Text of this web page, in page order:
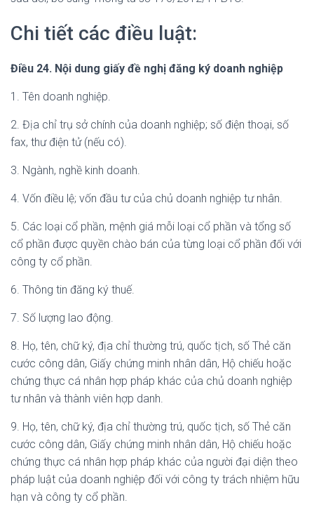
Chi tiết các điều luật:
Điều 24. Nội dung giấy đề nghị đăng ký doanh nghiệp
1. Tên doanh nghiệp.
2. Địa chỉ trụ sở chính của doanh nghiệp; số điện thoại, số
fax, thư điện tử (nếu có).
3. Ngành, nghề kinh doanh.
4. Vốn điều lệ; vốn đầu tư của chủ doanh nghiệp tư nhân.
5. Các loại cổ phần, mệnh giá mỗi loại cổ phần và tổng số
cổ phần được quyền chào bán của từng loại cổ phần đối với
công ty cổ phần.
6. Thông tin đăng ký thuế.
7. Số lượng lao động.
8. Họ, tên, chữ ký, địa chỉ thường trú, quốc tịch, số Thẻ căn
cước công dân, Giấy chứng minh nhân dân, Hộ chiếu hoặc
chứng thực cá nhân hợp pháp khác của chủ doanh nghiệp
tư nhân và thành viên hợp danh.
9. Họ, tên, chữ ký, địa chỉ thường trú, quốc tịch, số Thẻ căn
cước công dân, Giấy chứng minh nhân dân, Hộ chiếu hoặc
chứng thực cá nhân hợp pháp khác của người đại diện theo
pháp luật của doanh nghiệp đối với công ty trách nhiệm hữu
hạn và công ty cổ phần.